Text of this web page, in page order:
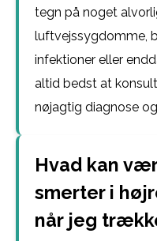
tegn på noget
luftvejssygdomme,
infektioner eller
altid bedst at
nøjagtig diagnose
Hvad kan
smerter i
når jeg